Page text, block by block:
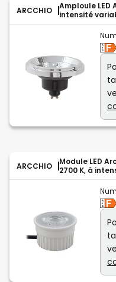
ARCCHIO
Amploule LED
intensité
ARCCHIO
Module LED
2700 K, à